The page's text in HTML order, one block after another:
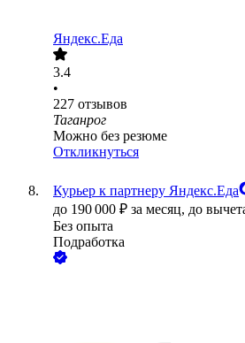
Яндекс.Еда
3.4
•
227 отзывов
Таганрог
Можно без резюме
Откликнуться
Курьер к партнеру Яндекс.Еда
до 190 000 ₽ за месяц, до
Без опыта
Подработка